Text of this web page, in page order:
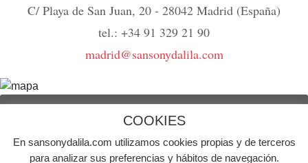
C/ Playa de San Juan, 20 - 28042 Madrid (España)
tel.: +34 91 329 21 90
madrid@sansonydalila.com
© Agencia de publicidad Sansón y Dalila | Todos los derechos reservados
COOKIES
En sansonydalila.com utilizamos cookies propias y de terceros
para analizar sus preferencias y hábitos de navegación.